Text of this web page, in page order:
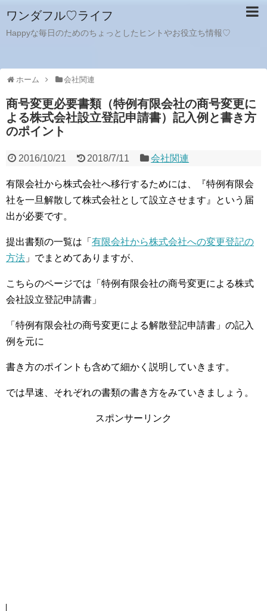
ワンダフル♡ライフ
Happyな毎日のためのちょっとしたヒントやお役立ち情報♡
ホーム 会社関連
商号変更必要書類（特例有限会社の商号変更に
よる株式会社設立登記申請書）記入例と書き方
のポイント
2016/10/21 2018/7/11 会社関連
有限会社から株式会社へ移行するためには、『特例有限会
社を一旦解散して株式会社として設立させます』という届
出が必要です。
提出書類の一覧は「 有限会社から株式会社への変更登記の
方法 」でまとめてありますが、
こちらのページでは「特例有限会社の商号変更による株式
会社設立登記申請書」
「特例有限会社の商号変更による解散登記申請書」の記入
例を元に
書き方のポイントも含めて細かく説明していきます。
では早速、それぞれの書類の書き方をみていきましょう。
スポンサーリンク